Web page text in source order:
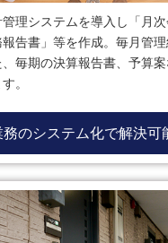
理システムを導入し「月次
報告書」等を作成。毎月管
、毎期の決算報告書、予算
。
務のシステム化で解決可